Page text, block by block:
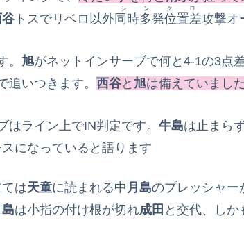
トスでリベロ以外同時多発位置差
シンクロ
攻撃オ
。 旭がネットインサーブで何と4‐1の3点
いつきます。 西谷と 旭は備えていまし
はライン上でIN判定です。 牛島は止まら
になっていると語ります
は天童に読まれる中 月島のプレッシャー
は小指の付け根が切れ成田 と交代、しか